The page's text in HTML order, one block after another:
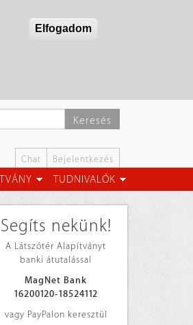
Elfogadom
Keresés
Chat Bejelentkezés
TUDNIVALÓK
Segíts nekünk!
A Látszótér Alapítványt
banki átutalással
MagNet Bank
16200120-18524112
vagy PayPalon keresztül